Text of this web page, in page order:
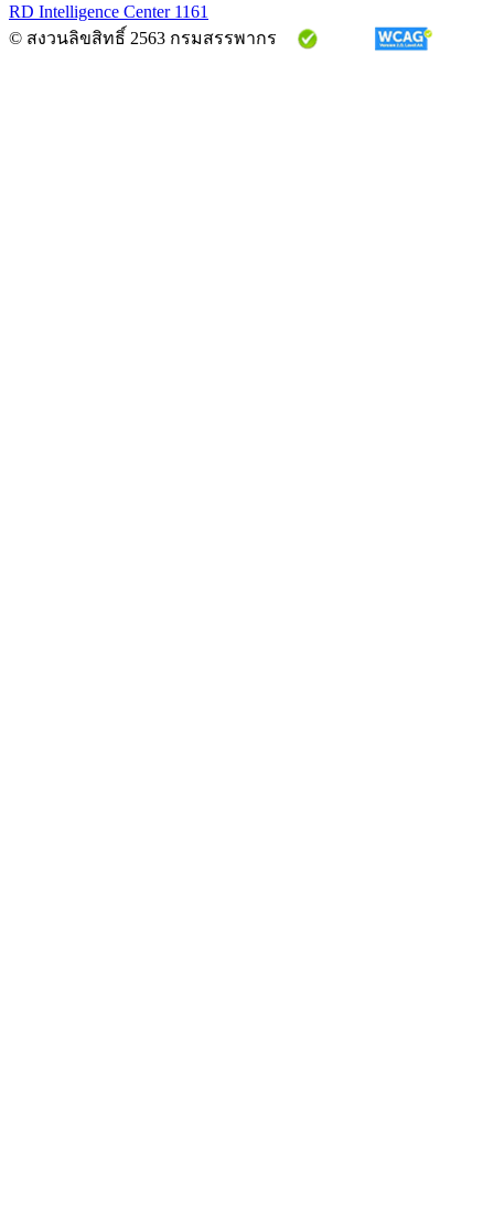
RD Intelligence Center 1161
© สงวนลิขสิทธิ์ 2563 กรมสรรพากร